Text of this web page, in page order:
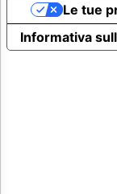
Informativa
Le tue